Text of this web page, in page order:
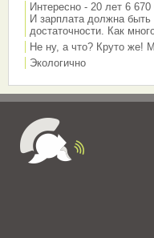
Интересно - 20 лет 6
И зарплата должна
достаточности. Как
Не ну, а что? Круто же!
Экологично